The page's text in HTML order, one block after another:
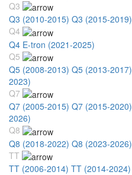
Q3
Q3 (2010-2015) Q3 (2015-2019)
Q4
Q4 E-tron (2021-2025)
Q5
Q5 (2008-2013) Q5 (2013-2017)
2023)
Q7
Q7 (2005-2015) Q7 (2015-2020)
2026)
Q8
Q8 (2018-2022) Q8 (2023-2026)
TT
TT (2006-2014) TT (2014-2024)